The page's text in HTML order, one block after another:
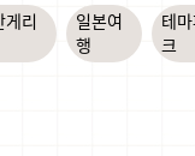
게리
일본여
행
테
크